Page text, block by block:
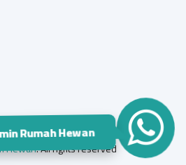
Rumah Hewan
Hewan. All rights reserved